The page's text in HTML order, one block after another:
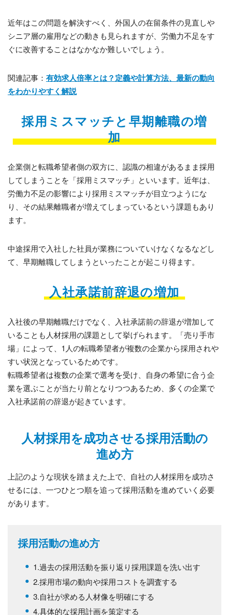
近年はこの問題を解決すべく、外国人の在留条件の見直しや
シニア層の雇用などの動きも見られますが、労働力不足をす
ぐに改善することはなかなか難しいでしょう。
関連記事： 有効求人倍率とは？定義や計算方法、最新の動向
をわかりやすく解説
採用ミスマッチと早期離職の増
加
企業側と転職希望者側の双方に、認識の相違があるまま採用
してしまうことを「採用ミスマッチ」といいます。近年は、
労働力不足の影響により採用ミスマッチが目立つようにな
り、その結果離職者が増えてしまっているという課題もあり
ます。
中途採用で入社した社員が業務についていけなくなるなどし
て、早期離職してしまうといったことが起こり得ます。
入社承諾前辞退の増加
入社後の早期離職だけでなく、入社承諾前の辞退が増加して
いることも人材採用の課題として挙げられます。「売り手市
場」によって、1人の転職希望者が複数の企業から採用されや
すい状況となっているためです。
転職希望者は複数の企業で選考を受け、自身の希望に合う企
業を選ぶことが当たり前となりつつあるため、多くの企業で
入社承諾前の辞退が起きています。
人材採用を成功させる採用活動の
進め方
上記のような現状を踏まえた上で、自社の人材採用を成功さ
せるには、一つひとつ順を追って採用活動を進めていく必要
があります。
採用活動の進め方
1.過去の採用活動を振り返り採用課題を洗い出す
2.採用市場の動向や採用コストを調査する
3.自社が求める人材像を明確にする
4.具体的な採用計画を策定する